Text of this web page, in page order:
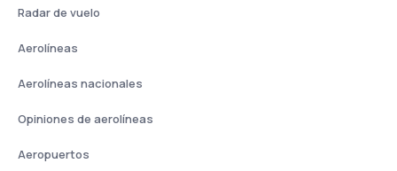
Radar de vuelo
Aerolíneas
Aerolíneas nacionales
Opiniones de aerolíneas
Aeropuertos